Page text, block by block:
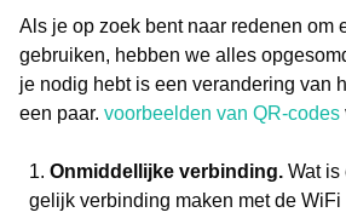
Als je op zoek bent naar redenen om
gebruiken, hebben we alles
je nodig hebt is een verandering van
een paar. voorbeelden van QR-codes
Onmiddellijke verbinding. Wat is
gelijk verbinding maken met de WiFi